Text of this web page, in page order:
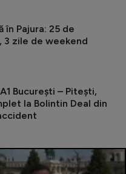
în Pajura: 25 de
3 zile de weekend
București – Pitești,
la Bolintin Deal din